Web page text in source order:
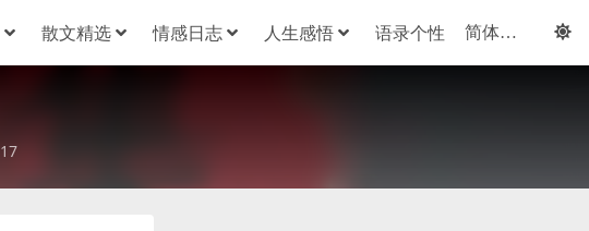
散文精选 情感日志 人生感悟 语录个性
17